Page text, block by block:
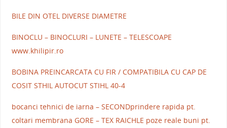
BILE DIN OTEL DIVERSE DIAMETRE
BINOCLU – BINOCLURI – LUNETE – TELESCOAPE
www.khilipir.ro
BOBINA PREINCARCATA CU FIR / COMPATIBILA CU CAP DE
COSIT STHIL AUTOCUT STIHL 40-4
bocanci tehnici de iarna – SECONDprindere rapida pt.
coltari membrana GORE – TEX RAICHLE poze reale buni pt.